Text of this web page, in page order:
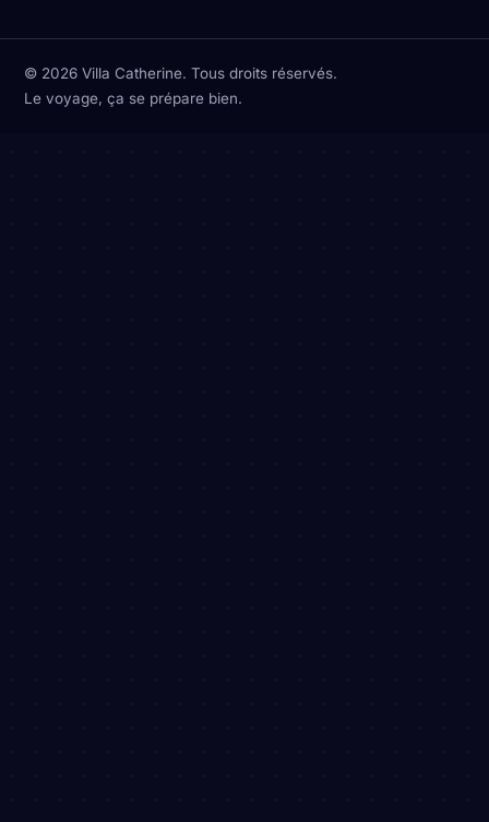
© 2026 Villa Catherine. Tous droits réservés.
Le voyage, ça se prépare bien.